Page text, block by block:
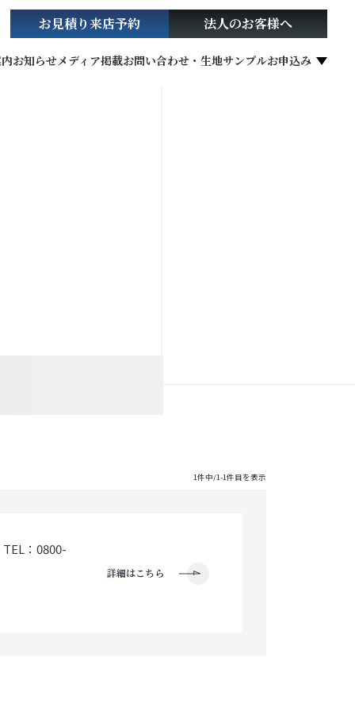
お知らせメディア掲載お問い合わせ・生地サンプルお申込み
お見積り来店予約 法人のお客様へ
1件中/1-1件目を表示
：0800-
詳細はこちら